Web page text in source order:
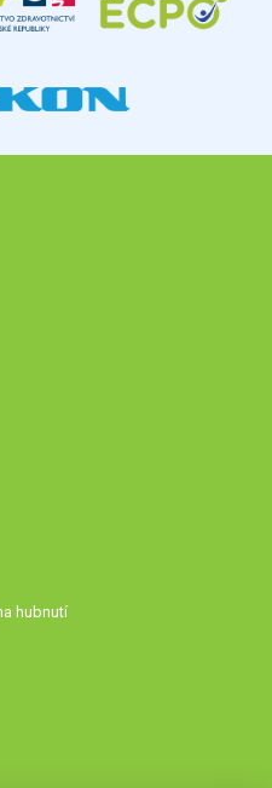
hubnutí